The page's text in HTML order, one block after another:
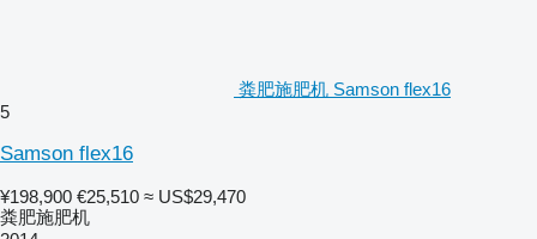
粪肥施肥机 Samson flex16
5
Samson flex16
¥198,900 €25,510 ≈ US$29,470
粪肥施肥机